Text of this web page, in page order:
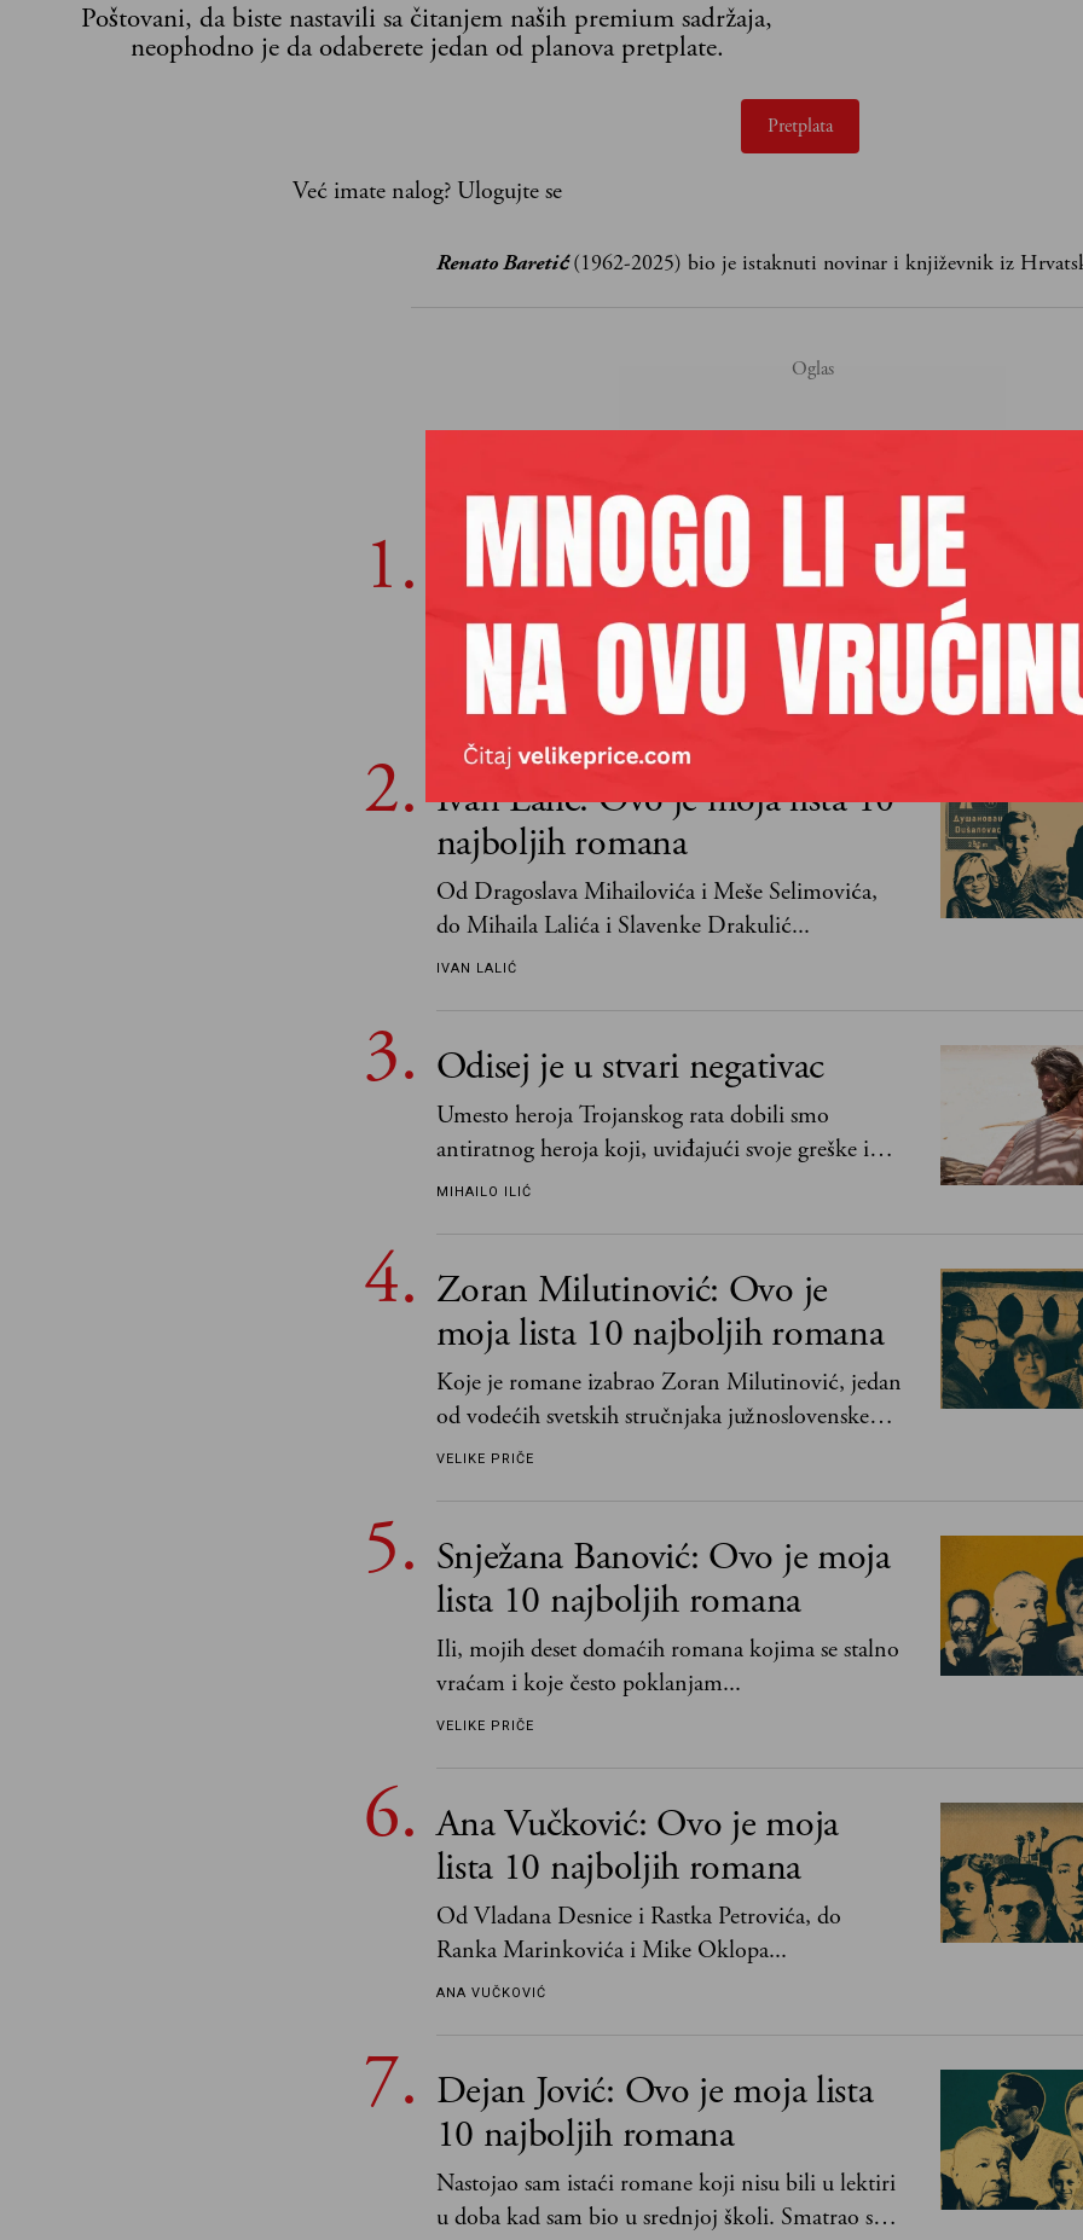
Poštovani, da biste nastavili sa čitanjem naših premium sadržaja,
neophodno je da odaberete jedan od planova pretplate.
Pretplata
Već imate nalog? Ulogujte se
Renato Baretić(1962-2025) bio je istaknuti novinar i književnik iz
S Bogom na "ti"
Znam, uglavnom se govori da je Bog ljubav. Ali
za mene je Bog sloboda. Mnogi mogu da vole, a
tek retki mogu da podnesu slobodu
ALEKSANDAR MISOJČIĆ
Ivan Lalić: Ovo je moja lista 10
najboljih romana
Od Dragoslava Mihailovića i Meše Selimovića,
do Mihaila Lalića i Slavenke Drakulić...
IVAN LALIĆ
Odisej je u stvari negativac
Umesto heroja Trojanskog rata dobili smo
antiratnog heroja koji, uviđajući svoje greške i
učeći na njima, shvata da postoje stvari koje su
MIHAILO ILIĆ
Zoran Milutinović: Ovo je
moja lista 10 najboljih romana
Koje je romane izabrao Zoran Milutinović, jedan
od vodećih svetskih stručnjaka južnoslovenske
književnosti
VELIKE PRIČE
Snježana Banović: Ovo je moja
lista 10 najboljih romana
Ili, mojih deset domaćih romana kojima se stalno
vraćam i koje često poklanjam...
VELIKE PRIČE
Ana Vučković: Ovo je moja
lista 10 najboljih romana
Od Vladana Desnice i Rastka Petrovića, do
Ranka Marinkovića i Mike Oklopa...
ANA VUČKOVIĆ
Dejan Jović: Ovo je moja lista
10 najboljih romana
Nastojao sam istaći romane koji nisu bili u lektiri
u doba kad sam bio u srednjoj školi. Smatrao sam